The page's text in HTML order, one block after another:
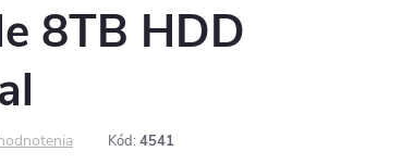
8TB HDD
Kód: 4541